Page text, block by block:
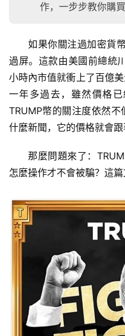
作，一步步教你購
如果你關注過加密貨
過屏。這款由美國前總統
小時內市值就衝上了百億
一年多過去，雖然價格
TRUMP幣的關注度依然
什麼新聞，它的價格就會跟
那麼問題來了：
怎麼操作才不會被騙？這